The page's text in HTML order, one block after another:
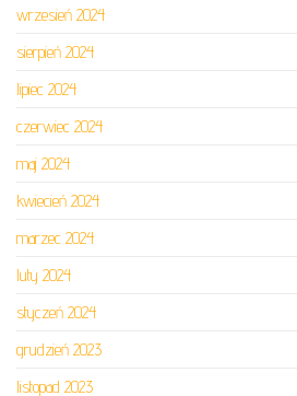
wrzesień 2024
sierpień 2024
lipiec 2024
czerwiec 2024
maj 2024
kwiecień 2024
marzec 2024
luty 2024
styczeń 2024
grudzień 2023
listopad 2023